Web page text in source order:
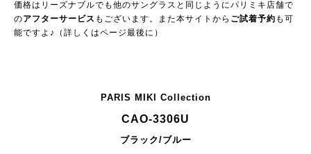
価格はリーズナブルでも他のサングラスと同じようにパリミキ店舗で
のアフターサービス もございます。また本サイトから ご試着予約 も可
能ですよ♪（詳しくはページ最後に）
PARIS MIKI Collection
CAO-3306U
ブラック/ブルー